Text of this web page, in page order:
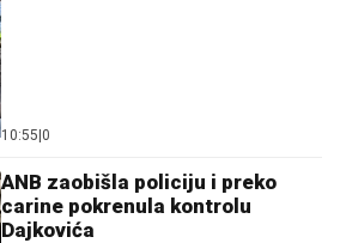
10:55 0
ANB zaobišla policiju i preko
carine pokrenula kontrolu
Dajkovića